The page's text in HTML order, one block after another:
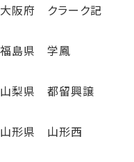
クラーク記
県 学鳳
県 都留興譲
県 山形西